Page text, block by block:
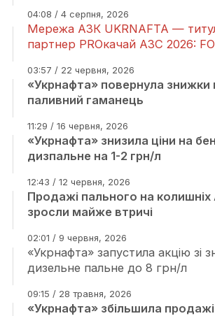
04:08 / 4 серпня, 2026
Мережа АЗК UKRNAFTA —
партнер PROкачай АЗС 2026:
03:57 / 22 червня, 2026
«Укрнафта» повернула знижки
паливний гаманець
11:29 / 16 червня, 2026
«Укрнафта» знизила ціни на
дизпальне на 1-2 грн/л
12:43 / 12 червня, 2026
Продажі пального на колишніх
зросли майже втричі
02:01 / 9 червня, 2026
«Укрнафта» запустила акцію зі
дизельне пальне до 8 грн/л
09:15 / 28 травня, 2026
«Укрнафта» збільшила